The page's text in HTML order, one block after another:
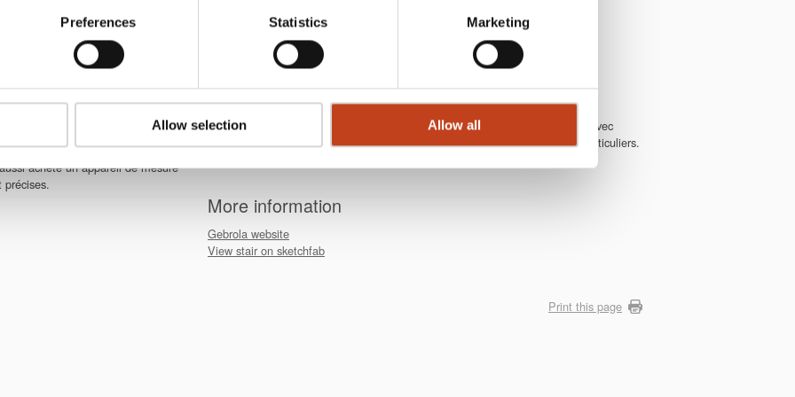
Preferences Statistics Marketing
Allow selection Allow all
dans un appareil de mesure laser (Leica), une machine CNC
fonctionne automatiquement,
est excellent pour les ventes.
acheté un appareil de mesure
Gebrola ont 30 ans de savoir-faire dans la fabrication d’escaliers et toujours avec
passion. Ils vendent des escaliers pour les entreprises du bâtiments et les particuliers.
More information
Gebrola website
View stair on sketchfab
Print this page